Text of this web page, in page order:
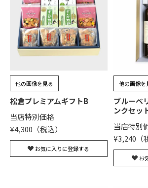
他の画像を見る
松倉プレミアムギフトB
当店特別価格
¥4,300
お気に入りに登録する
他の画像を
ブルーベ
ンクセッ
当店特別
¥3,240
お